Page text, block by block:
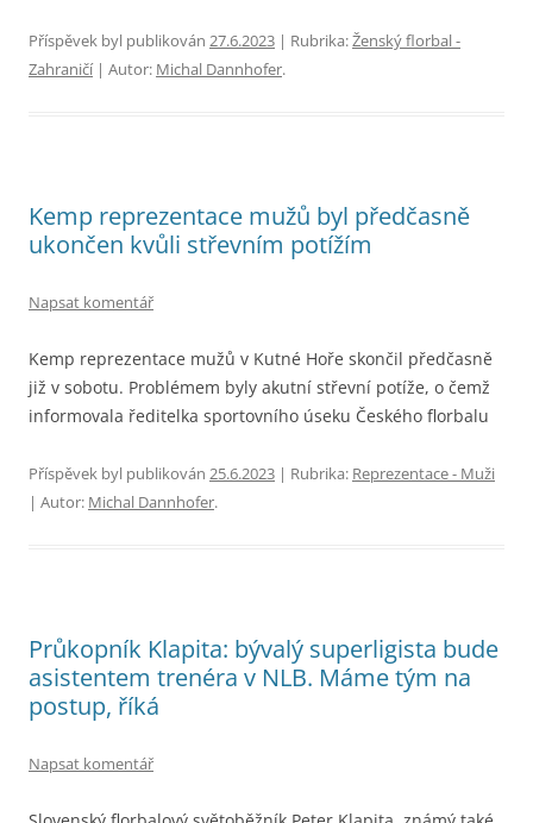
Příspěvek byl publikován 27.6.2023 | Rubrika:Ženský florbal -
Zahraničí| Autor: Michal Dannhofer.
Kemp reprezentace mužů byl předčasně
ukončen kvůli střevním potížím
Napsat komentář
Kemp reprezentace mužů v Kutné Hoře skončil předčasně
již v sobotu. Problémem byly akutní střevní potíže, o čemž
informovala ředitelka sportovního úseku Českého florbalu
Příspěvek byl publikován 25.6.2023 | Rubrika: Reprezentace - Muži
| Autor: Michal Dannhofer.
Průkopník Klapita: bývalý superligista bude
asistentem trenéra v NLB. Máme tým na
postup, říká
Napsat komentář